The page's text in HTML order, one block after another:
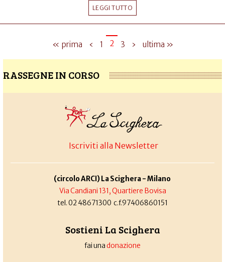
LEGGI TUTTO
« prima ‹ 1 2 3 › ultima »
RASSEGNE IN CORSO
Iscriviti alla Newsletter
(circolo ARCI) La Scighera - Milano
Via Candiani 131, Quartiere Bovisa
tel. 02 48671300 c.f.97406860151
Sostieni La Scighera
fai unadonazione